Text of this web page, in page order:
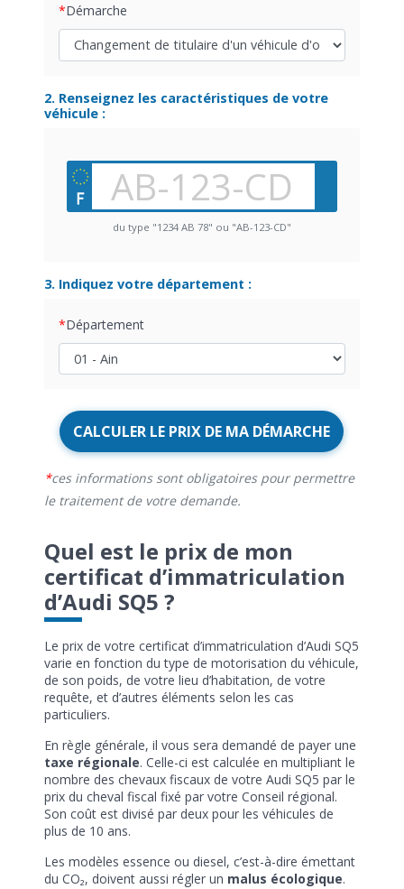
Démarche
2. Renseignez les caractéristiques de votre
véhicule :
du type "1234 AB 78" ou "AB-123-CD"
3. Indiquez votre département :
Département
CALCULER LE PRIX DE MA DÉMARCHE
ces informations sont obligatoires pour permettre
le traitement de votre demande.
Quel est le prix de mon
certificat d’immatriculation
d’Audi SQ5 ?
Le prix de votre certificat d’immatriculation d’Audi SQ5
varie en fonction du type de motorisation du véhicule,
de son poids, de votre lieu d’habitation, de votre
requête, et d’autres éléments selon les cas
particuliers.
En règle générale, il vous sera demandé de payer une
taxe régionale. Celle-ci est calculée en multipliant le
nombre des chevaux fiscaux de votre Audi SQ5 par le
prix du cheval fiscal fixé par votre Conseil régional.
Son coût est divisé par deux pour les véhicules de
plus de 10 ans.
Les modèles essence ou diesel, c’est-à-dire émettant
du CO₂, doivent aussi régler un malus écologique.